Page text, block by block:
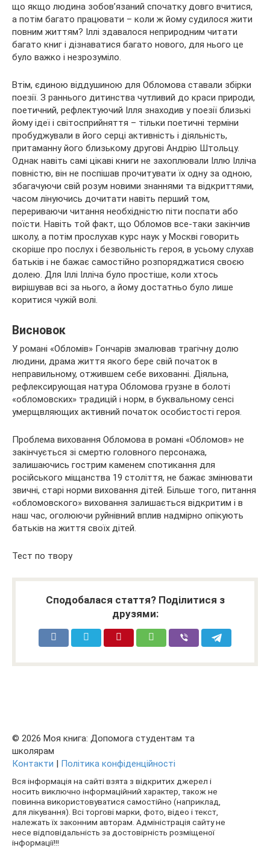
що якщо людина зобов’язаний спочатку довго вчитися,
а потім багато працювати – коли ж йому судилося жити
повним життям? Іллі здавалося неприродним читати
багато книг і дізнаватися багато нового, для нього це
було важко і незрозуміло.
Втім, єдиною віддушиною для Обломова ставали збірки
поезії. З раннього дитинства чутливий до краси природи,
поетичний, рефлектуючий Ілля знаходив у поезії близькі
йому ідеї і світосприйняття – тільки поетичні терміни
пробуджували в його серці активність і діяльність,
притаманну його близькому другові Андрію Штольцу.
Однак навіть самі цікаві книги не захоплювали Іллю Ілліча
повністю, він не поспішав прочитувати їх одну за одною,
збагачуючи свій розум новими знаннями та відкриттями,
часом лінуючись дочитати навіть перший том,
перериваючи читання необхідністю піти поспати або
поїсти. Навіть той факт, що Обломов все-таки закінчив
школу, а потім прослухав курс наук у Москві говорить
скоріше про послух і безвольність героя, в усьому слухав
батьків і не бажає самостійно розпоряджатися своєю
долею. Для Іллі Ілліча було простіше, коли хтось
вирішував всі за нього, а йому достатньо було лише
коритися чужій волі.
Висновок
У романі «Обломів» Гончарів змалював трагічну долю
людини, драма життя якого бере свій початок в
неправильному, отжившем себе вихованні. Діяльна,
рефлексирующая натура Обломова грузне в болоті
«обломовских» традицій і норм, в буквальному сенсі
умерщвляющих активний початок особистості героя.
Проблема виховання Обломова в романі «Обломов» не
закінчується зі смертю головного персонажа,
залишаючись гострим каменем спотикання для
російського міщанства 19 століття, не бажає змінювати
звичні, старі норми виховання дітей. Більше того, питання
«обломовского» виховання залишається відкритим і в
наш час, оголюючи руйнівний вплив надмірно опікують
батьків на життя своїх дітей.
Тест по твору
Сподобалася стаття? Поділитися з
друзями:
© 2026 Моя книга: Допомога студентам та
школярам
Контакти | Політика конфіденційності
Вся інформація на сайті взята з відкритих джерел і
носить виключно інформаційний характер, також не
повинна використовуватися самостійно (наприклад,
для лікування). Всі торгові марки, фото, відео і текст,
належать їх законним авторам. Адміністрація сайту не
несе відповідальність за достовірність розміщеної
інформації!!!